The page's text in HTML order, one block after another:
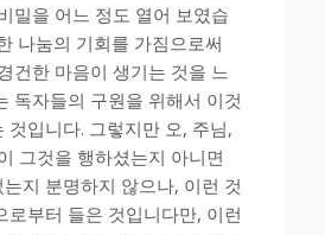
밀을 어느 정도 열어 보였습
나눔의 기회를 가짐으로써
건한 마음이 생기는 것을 느
독자들의 구원을 위해서 이것
것입니다. 그렇지만 오, 주님,
그것을 행하셨는지 아니면
지 분명하지 않으나, 이런 것
로부터 들은 것입니다만, 이런